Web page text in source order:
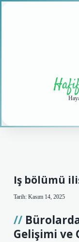
Iş bölümü
Tarih: Kasım 14, 2025
Gelişimi ve